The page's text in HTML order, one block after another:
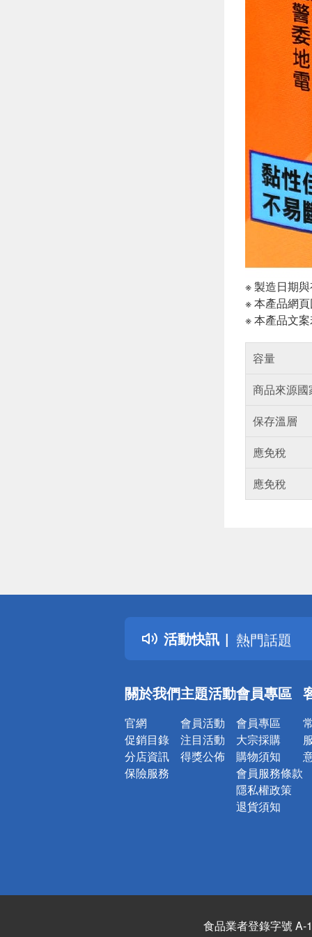
※ 製造日期
※ 本產品網
※ 本產品文
容量
商品來源國
保存溫層
應免稅
應免稅
活動快訊
詐騙網頁！
得獎公告
熱門話題
銀行優惠
詐騙網頁！
關於我們
官網
促銷目錄
分店資訊
保險服務
主題活動
會員活動
注目活動
得獎公佈
會員專區
會員專區
大宗採購
購物須知
會員服務條款
隱私權政策
退貨須知
食品業者登錄字號 A-